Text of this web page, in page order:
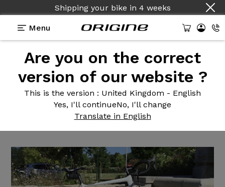
Shipping your bike in 4 weeks
Menu
Are you on the correct
version of our website ?
This is the version : United Kingdom - English
Yes, I'll continueNo, I'll change
Translate in English
Reviews> Vélo de course Axxome II 350 Ultegra
Vélo decourse Axxome II 350
Ultegra Zonda